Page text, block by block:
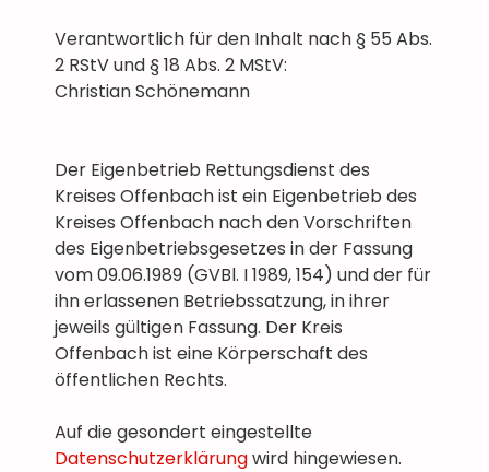
Verantwortlich für den Inhalt nach § 55 Abs.
2 RStV und § 18 Abs. 2 MStV:
Christian Schönemann
Der Eigenbetrieb Rettungsdienst des
Kreises Offenbach ist ein Eigenbetrieb des
Kreises Offenbach nach den Vorschriften
des Eigenbetriebsgesetzes in der Fassung
vom 09.06.1989 (GVBl. I 1989, 154) und der für
ihn erlassenen Betriebssatzung, in ihrer
jeweils gültigen Fassung. Der Kreis
Offenbach ist eine Körperschaft des
öffentlichen Rechts.
Auf die gesondert eingestellte
Datenschutzerklärungwird hingewiesen.